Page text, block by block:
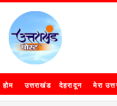
होम उत्तराखंड देहरादून मेरा